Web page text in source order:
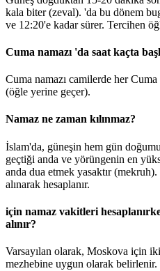
kala biter (zeval). 'da bu dönem
ve 12:20'e kadar sürer. Tercihen
Cuma namazı 'da saat kaçta
Cuma namazı camilerde her Cuma
(öğle yerine geçer).
Namaz ne zaman kılınmaz?
İslam'da, güneşin hem gün
geçtiği anda ve yörüngenin en
anda dua etmek yasaktır
alınarak hesaplanır.
için namaz vakitleri
alınır?
Varsayılan olarak, Moskova için
mezhebine uygun olarak belirlenir.